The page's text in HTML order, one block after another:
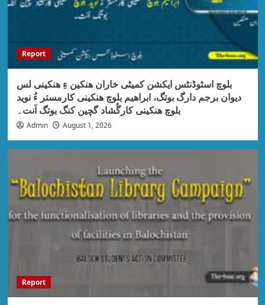
Report
بلوچ اسٹوڈنٹس ایکشن کمیٹی خاران ھنکین ءِ ھنکینی لس
دیوان برجم دارگ بوتگ، ابراھیم بلوچ ھنکینی کارمستر ءُ نوید
بلوچ ھنکینی کارگُشاد گچین کنگ بوتگ اَنت۔
Admin August 1, 2026
Report